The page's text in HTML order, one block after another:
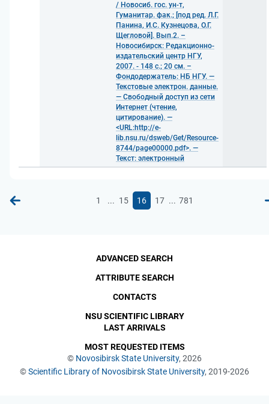
/ Новосиб. гос. ун-т,
Гуманитар. фак.; [под ред. Л.Г.
Панина, И.С. Кузнецова, О.Г.
Щегловой]. Вып.2. –
Новосибирск: Редакционно-
издательский центр НГУ,
2007. - 148 с.; 20 см. –
Фондодержатель: НБ НГУ. —
Текстовые электрон. данные.
— Свободный доступ из сети
Интернет (чтение,
цитирование). —
<URL:http://e-
lib.nsu.ru/dsweb/Get/Resource-
8744/page00000.pdf>. —
Текст: электронный
1 ... 15 16 17 ... 781
© Novosibirsk State University, 2026
©Scientific Library of Novosibirsk State University, 2019-2026
ADVANCED SEARCH
ATTRIBUTE SEARCH
CONTACTS
NSU SCIENTIFIC LIBRARY
LAST ARRIVALS
MOST REQUESTED ITEMS